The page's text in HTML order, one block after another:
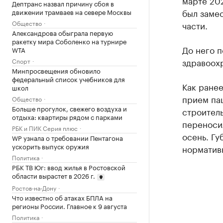
Дептранс назвал причину сбоя в
движении трамваев на севере Москвы
Общество
Александрова обыграла первую
ракетку мира Соболенко на турнире
WTA
Спорт
Минпросвещения обновило
федеральный список учебников для
школ
Общество
Больше прогулок, свежего воздуха и
отдыха: квартиры рядом с парками
РБК и ПИК Серия плюс
WP узнала о требовании Пентагона
ускорить выпуск оружия
Политика
РБК ТВ Юг: ввод жилья в Ростовской
области вырастет в 2026 г.
Ростов-на-Дону
Что известно об атаках БПЛА на
регионы России. Главное к 9 августа
Политика
был
части.
До него
Как
прием
осень.